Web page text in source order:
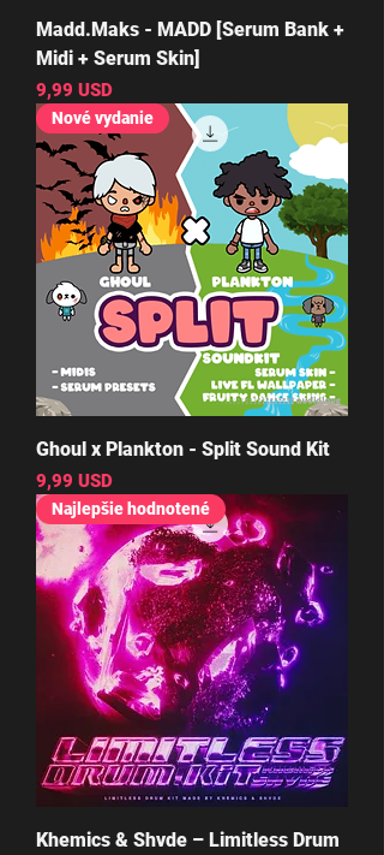
Madd.Maks - MADD [Serum Bank +
Midi + Serum Skin]
Cena
9,99 USD
Nové vydanie
Ghoul x Plankton - Split Sound Kit
Cena
9,99 USD
Najlepšie hodnotené
Khemics & Shvde – Limitless Drum